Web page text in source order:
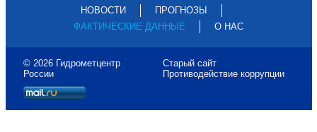
НОВОСТИ
ПРОГНОЗЫ
ФАКТИЧЕСКИЕ ДАННЫЕ
О НАС
© 2026 Гидрометцентр
России
Старый сайт
Противодействие коррупции